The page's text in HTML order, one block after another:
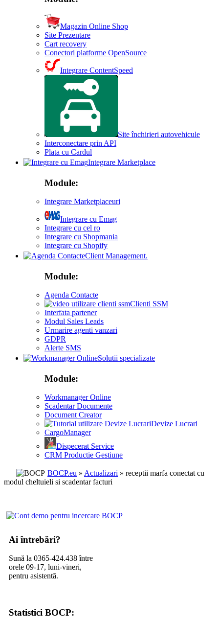
Magazin Online Shop
Site Prezentare
Cart recovery
Conectori platforme OpenSource
Integrare ContentSpeed
Site închirieri autovehicule
Interconectare prin API
Plata cu Cardul
Integrare Marketplace
Module:
Integrare Marketplaceuri
Integrare cu Emag
Integrare cu cel ro
Integrare cu Shopmania
Integrare cu Shopify
Client Management.
Module:
Agenda Contacte
Clienti SSM
Interfata partener
Modul Sales Leads
Urmarire agenti vanzari
GDPR
Alerte SMS
Solutii specializate
Module:
Workmanager Online
Scadentar Documente
Document Creator
Devize Lucrari
CargoManager
Dispecerat Service
CRM Productie Gestiune
BOCP.eu » Actualizari » receptii marfa conectat cu
modul cheltuieli si scadentar facturi
Ai întrebări?
Sună la 0365-424.438 între
orele 09-17, luni-vineri,
pentru asistentă.
Statistici BOCP: